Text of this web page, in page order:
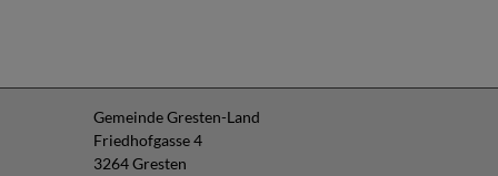
Gemeinde Gresten-Land
Friedhofgasse 4
3264 Gresten